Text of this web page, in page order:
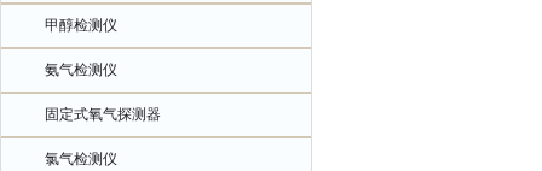
甲醇检测仪
氨气检测仪
固定式氧气探测器
氯气检测仪